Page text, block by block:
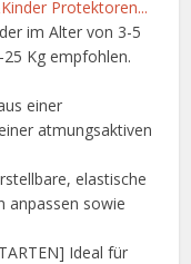
Protektoren...
im Alter von 3-5
Kg empfohlen.
einer
atmungsaktiven
elastische
anpassen sowie
Ideal für